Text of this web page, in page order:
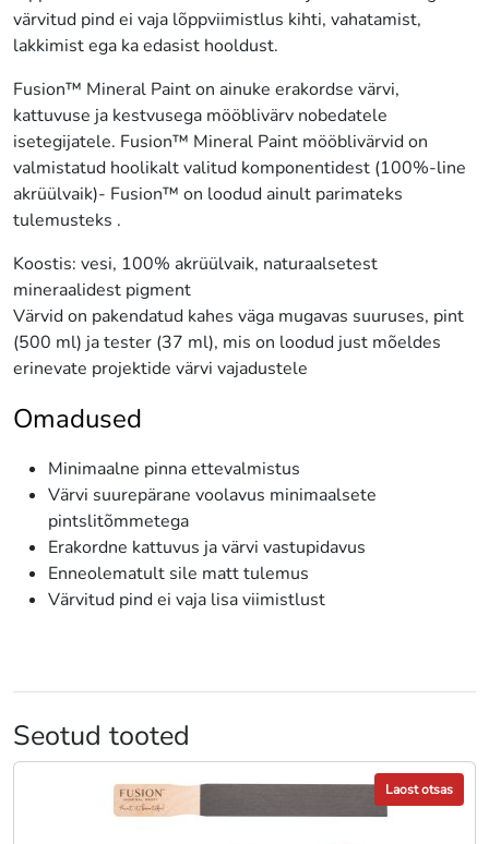
värvitud pind ei vaja lõppviimistlus kihti, vahatamist,
lakkimist ega ka edasist hooldust.
Fusion™ Mineral Paint on ainuke erakordse värvi,
kattuvuse ja kestvusega mööblivärv nobedatele
isetegijatele. Fusion™ Mineral Paint mööblivärvid on
valmistatud hoolikalt valitud komponentidest (100%-line
akrüülvaik)- Fusion™ on loodud ainult parimateks
tulemusteks .
Koostis: vesi, 100% akrüülvaik, naturaalsetest
mineraalidest pigment
Värvid on pakendatud kahes väga mugavas suuruses, pint
(500 ml) ja tester (37 ml), mis on loodud just mõeldes
erinevate projektide värvi vajadustele
Omadused
Minimaalne pinna ettevalmistus
Värvi suurepärane voolavus minimaalsete
pintslitõmmetega
Erakordne kattuvus ja värvi vastupidavus
Enneolematult sile matt tulemus
Värvitud pind ei vaja lisa viimistlust
Seotud tooted
Laost otsas